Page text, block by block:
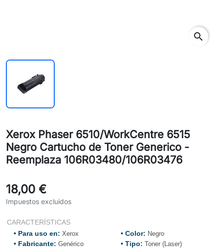
search
Xerox Phaser 6510/WorkCentre 6515
Negro Cartucho de Toner Generico -
Reemplaza 106R03480/106R03476
18,00 €
Impuestos excluidos
CARACTERÍSTICAS
• Para uso en: Xerox • Color: Negro
• Fabricante: Genérico • Tipo: Toner (Laser)